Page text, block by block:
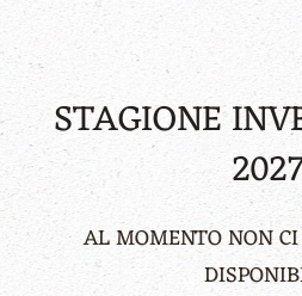
STAGIONE
AL MOMENTO NON CI